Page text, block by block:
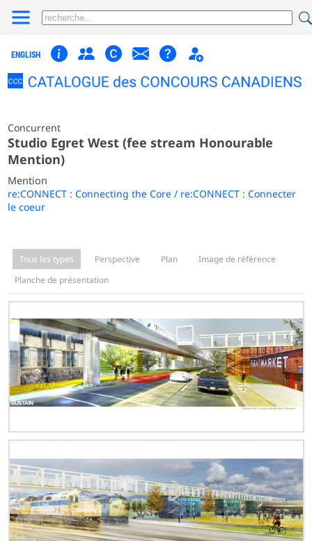
ENGLISH
Concurrent
Studio Egret West (fee stream Honourable
Mention)
Mention
re:CONNECT : Connecting the Core / re:CONNECT : Connecter
le coeur
Tous les types Perspective Plan
Image de référence
Planche de présentation